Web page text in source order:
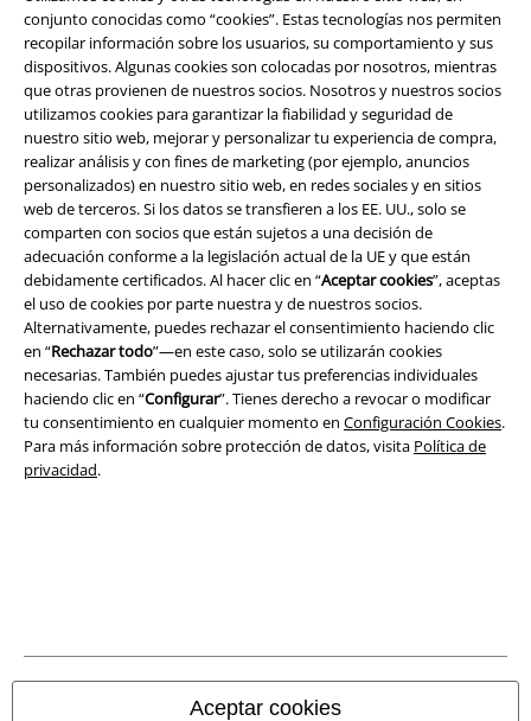
conjunto conocidas como “cookies”. Estas tecnologías nos permiten
recopilar información sobre los usuarios, su comportamiento y sus
dispositivos. Algunas cookies son colocadas por nosotros, mientras
que otras provienen de nuestros socios. Nosotros y nuestros socios
utilizamos cookies para garantizar la fiabilidad y seguridad de
nuestro sitio web, mejorar y personalizar tu experiencia de compra,
realizar análisis y con fines de marketing (por ejemplo, anuncios
personalizados) en nuestro sitio web, en redes sociales y en sitios
web de terceros. Si los datos se transfieren a los EE. UU., solo se
comparten con socios que están sujetos a una decisión de
adecuación conforme a la legislación actual de la UE y que están
debidamente certificados. Al hacer clic en “Aceptar cookies”, aceptas
el uso de cookies por parte nuestra y de nuestros socios.
Alternativamente, puedes rechazar el consentimiento haciendo clic
en “Rechazar todo”—en este caso, solo se utilizarán cookies
necesarias. También puedes ajustar tus preferencias individuales
haciendo clic en “Configurar”. Tienes derecho a revocar o modificar
tu consentimiento en cualquier momento en Configuración Cookies.
Para más información sobre protección de datos, visita Política de
privacidad.
Aceptar cookies
A Warner Music Group Company
Seguridad
Ley protección de datos